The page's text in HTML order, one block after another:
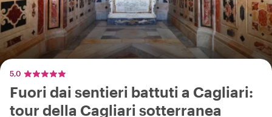
5,0
Fuori dai sentieri battuti a Cagliari:
tour della Cagliari sotterranea